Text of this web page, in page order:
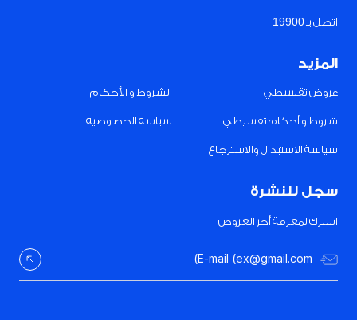
اتصل بـ 19900
المزيد
عروض تقسيطي الشروط و الأحكام
شروط و أحكام تقسيطي سياسة الخصوصية
سياسة الاستبدال والاسترجاع
سجل للنشرة
اشترك لمعرفة أخر العروض